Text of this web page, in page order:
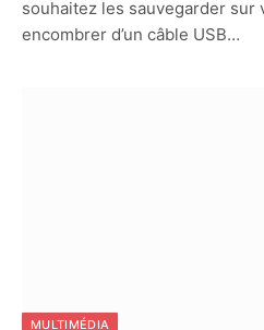
souhaitez les sauvegarder sur
encombrer d’un câble USB…
MULTIMÉDIA